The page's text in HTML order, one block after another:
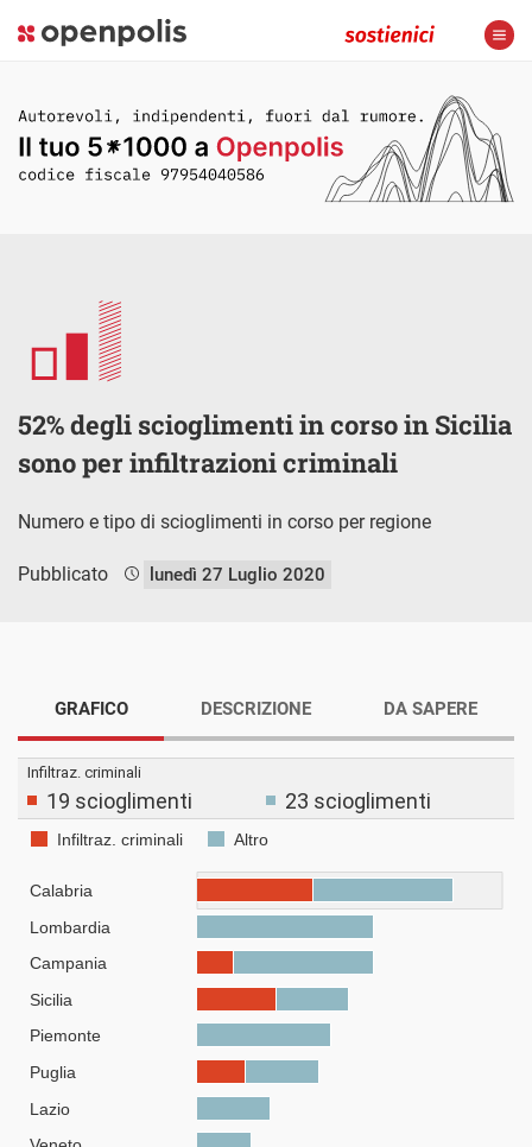
52% degli scioglimenti in corso in Sicilia
sono per infiltrazioni criminali
Numero e tipo di scioglimenti in corso per regione
Pubblicato lunedì 27 Luglio 2020
GRAFICO DESCRIZIONE DA SAPERE